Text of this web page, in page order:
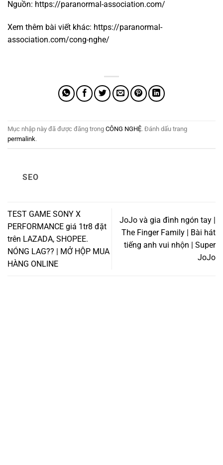
Nguồn: https://paranormal-association.com/
Xem thêm bài viết khác: https://paranormal-
association.com/cong-nghe/
Mục nhập này đã được đăng trong CÔNG NGHỆ. Đánh dấu trang
permalink.
SEO
TEST GAME SONY X
PERFORMANCE giá 1tr8 đặt
trên LAZADA, SHOPEE.
NÓNG LAG?? | MỞ HỘP MUA
HÀNG ONLINE
JoJo và gia đình ngón tay |
The Finger Family | Bài hát
tiếng anh vui nhộn | Super
JoJo